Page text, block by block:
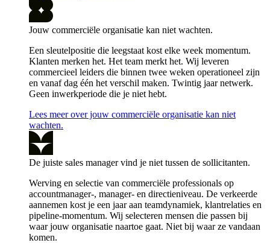
Jouw commerciële organisatie kan niet wachten.
Een sleutelpositie die leegstaat kost elke week momentum.
Klanten merken het. Het team merkt het. Wij leveren
commercieel leiders die binnen twee weken operationeel zijn
en vanaf dag één het verschil maken. Twintig jaar netwerk.
Geen inwerkperiode die je niet hebt.
Lees meer over jouw commerciële organisatie kan niet
wachten.
De juiste sales manager vind je niet tussen de sollicitanten.
Werving en selectie van commerciële professionals op
accountmanager-, manager- en directieniveau. De verkeerde
aannemen kost je een jaar aan teamdynamiek, klantrelaties en
pipeline-momentum. Wij selecteren mensen die passen bij
waar jouw organisatie naartoe gaat. Niet bij waar ze vandaan
komen.